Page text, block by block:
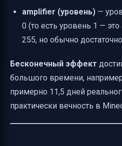
amplifier (уровень) —
0 (то есть уровень 1 —
255, но обычно
Бесконечный эффект
большого времени,
примерно 11,5 дней
практически вечность в